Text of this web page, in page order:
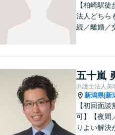
【柏崎駅
法人どちら
続／離婚／
解決方法を
し、元の生
けるよう尽
の皆様のお
五十嵐
弁護士法人美
新潟県|新
【初回面
可】【夜間
りよい解決